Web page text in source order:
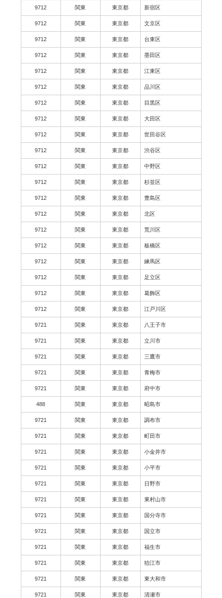
9712 関東 東京都 新宿区
9712 関東 東京都 文京区
9712 関東 東京都 台東区
9712 関東 東京都 墨田区
9712 関東 東京都 江東区
9712 関東 東京都 品川区
9712 関東 東京都 目黒区
9712 関東 東京都 大田区
9712 関東 東京都 世田谷区
9712 関東 東京都 渋谷区
9712 関東 東京都 中野区
9712 関東 東京都 杉並区
9712 関東 東京都 豊島区
9712 関東 東京都 北区
9712 関東 東京都 荒川区
9712 関東 東京都 板橋区
9712 関東 東京都 練馬区
9712 関東 東京都 足立区
9712 関東 東京都 葛飾区
9712 関東 東京都 江戸川区
9721 関東 東京都 八王子市
9721 関東 東京都 立川市
9721 関東 東京都 三鷹市
9721 関東 東京都 青梅市
9721 関東 東京都 府中市
488 関東 東京都 昭島市
9721 関東 東京都 調布市
9721 関東 東京都 町田市
9721 関東 東京都 小金井市
9721 関東 東京都 小平市
9721 関東 東京都 日野市
9721 関東 東京都 東村山市
9721 関東 東京都 国分寺市
9721 関東 東京都 国立市
9721 関東 東京都 福生市
9721 関東 東京都 狛江市
9721 関東 東京都 東大和市
9721 関東 東京都 清瀬市